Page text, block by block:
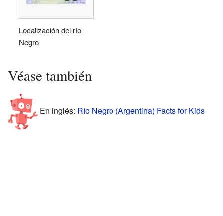
Localización del río
Negro
Véase también
En inglés: Río Negro (Argentina) Facts for Kids